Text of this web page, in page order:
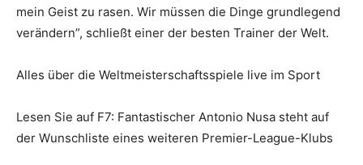
mein Geist zu rasen. Wir müssen die Dinge grundlegend
verändern”, schließt einer der besten Trainer der Welt.
Alles über die Weltmeisterschaftsspiele live im Sport
Lesen Sie auf F7: Fantastischer Antonio Nusa steht auf
der Wunschliste eines weiteren Premier-League-Klubs